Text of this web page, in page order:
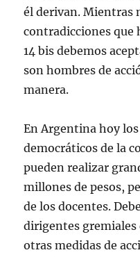
él derivan. Mientras
contradicciones que
14 bis debemos
son hombres de
manera.
En Argentina hoy
democráticos de la
pueden realizar
millones de pesos,
de los docentes.
dirigentes gremiales
otras medidas de